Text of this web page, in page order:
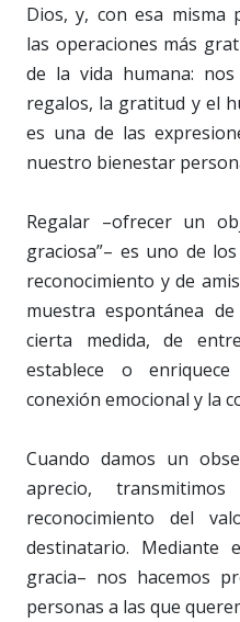
Dios, y, con esa misma
las operaciones más
de la vida humana:
regalos, la gratitud y el
es una de las
nuestro bienestar
Regalar –ofrecer un
graciosa”– es uno de
reconocimiento y de
muestra espontánea
cierta medida, de
establece o
conexión emocional y la
Cuando damos un
aprecio,
reconocimiento del
destinatario.
gracia– nos hacemos
personas a las que